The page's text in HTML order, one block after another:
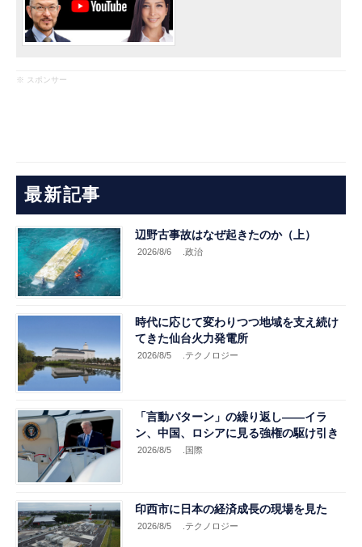
※ スポンサー
最新記事
辺野古事故はなぜ起きたのか（上）
2026/8/6 .政治
時代に応じて変わりつつ地域を支え続け
てきた仙台火力発電所
2026/8/5 .テクノロジー
「言動パターン」の繰り返し――イラ
ン、中国、ロシアに見る強権の駆け引き
2026/8/5 .国際
印西市に日本の経済成長の現場を見た
2026/8/5 .テクノロジー